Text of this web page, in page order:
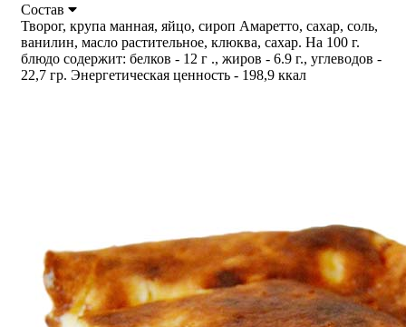
Состав
Творог, крупа манная, яйцо, сироп Амаретто, сахар, соль,
ванилин, масло растительное, клюква, сахар. На 100 г.
блюдо содержит: белков - 12 г ., жиров - 6.9 г., углеводов -
22,7 гр. Энергетическая ценность - 198,9 ккал